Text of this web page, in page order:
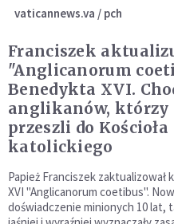
vaticannews.va / pch
Franciszek
"Anglicanorum
Benedykta XVI.
anglikanów, którzy
przeszli do Kościoła
katolickiego
Papież Franciszek
XVI "Anglicanorum coetibus".
doświadczenie minionych 10 lat,